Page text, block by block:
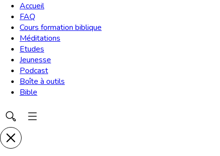
Accueil
FAQ
Cours formation biblique
Méditations
Etudes
Jeunesse
Podcast
Boîte à outils
Bible